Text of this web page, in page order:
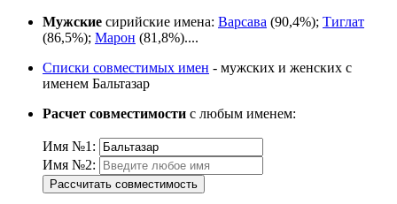
Мужские сирийские имена: Варсава (90,4%); Тиглат
(86,5%); Марон (81,8%)....
Списки совместимых имен - мужских и женских с
именем Бальтазар
Расчет совместимости с любым именем:
Имя №1:
Имя №2:
Рассчитать совместимость